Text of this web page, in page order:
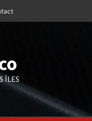
ÎLES